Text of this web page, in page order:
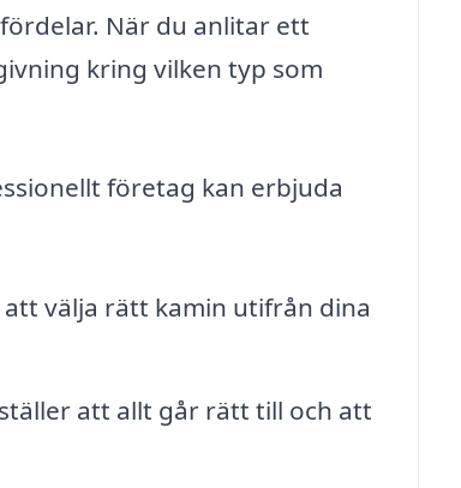
När du anlitar ett
kring vilken typ som
företag kan erbjuda
välja rätt kamin utifrån dina
att allt går rätt till och att